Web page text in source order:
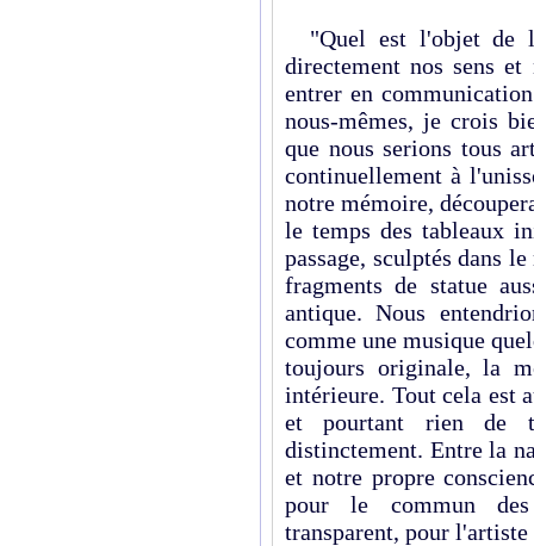
"Quel est l'objet de
directement nos sens
entrer en
nous-mêmes, je crois
que nous serions tous
continuellement à
notre mémoire,
le temps des tableaux
passage, sculptés dans
fragments de statue
antique. Nous
comme une musique
toujours originale, la
intérieure. Tout cela est
et pourtant rien de
distinctement. Entre la
et notre propre
pour le commun
transparent, pour